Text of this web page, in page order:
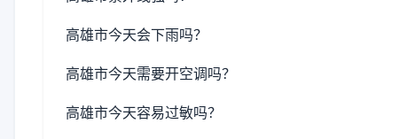
高雄市今天会下雨吗？
高雄市今天需要开空调吗？
高雄市今天容易过敏吗？